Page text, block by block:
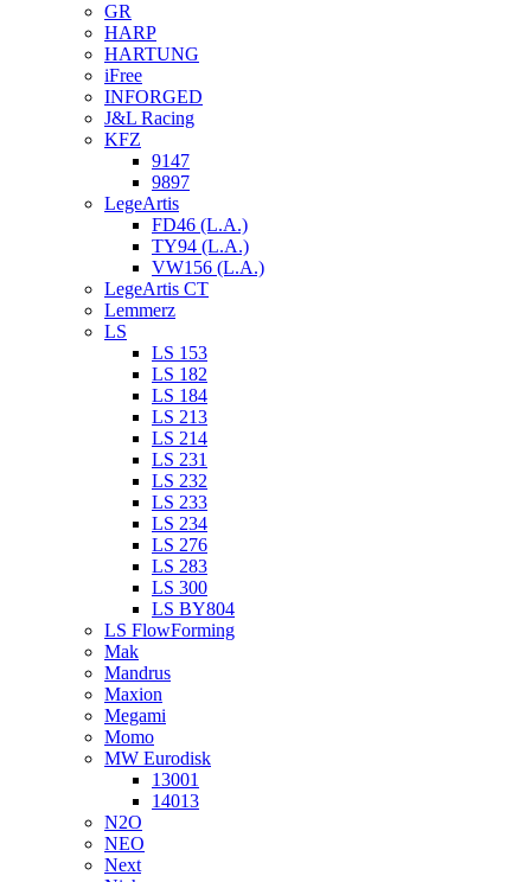
GR
HARP
HARTUNG
iFree
INFORGED
J&L Racing
KFZ
9147
9897
LegeArtis
FD46 (L.A.)
TY94 (L.A.)
VW156 (L.A.)
LegeArtis CT
Lemmerz
LS
LS 153
LS 182
LS 184
LS 213
LS 214
LS 231
LS 232
LS 233
LS 234
LS 276
LS 283
LS 300
LS BY804
LS FlowForming
Mak
Mandrus
Maxion
Megami
Momo
MW Eurodisk
13001
14013
N2O
NEO
Next